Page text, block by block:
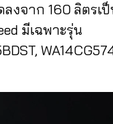
งจาก 160 ลิตรเ
มีเฉพาะรุ่น